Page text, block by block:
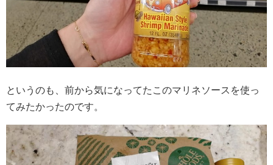
というのも、前から気になってたこのマリネソースを使っ
てみたかったのです。